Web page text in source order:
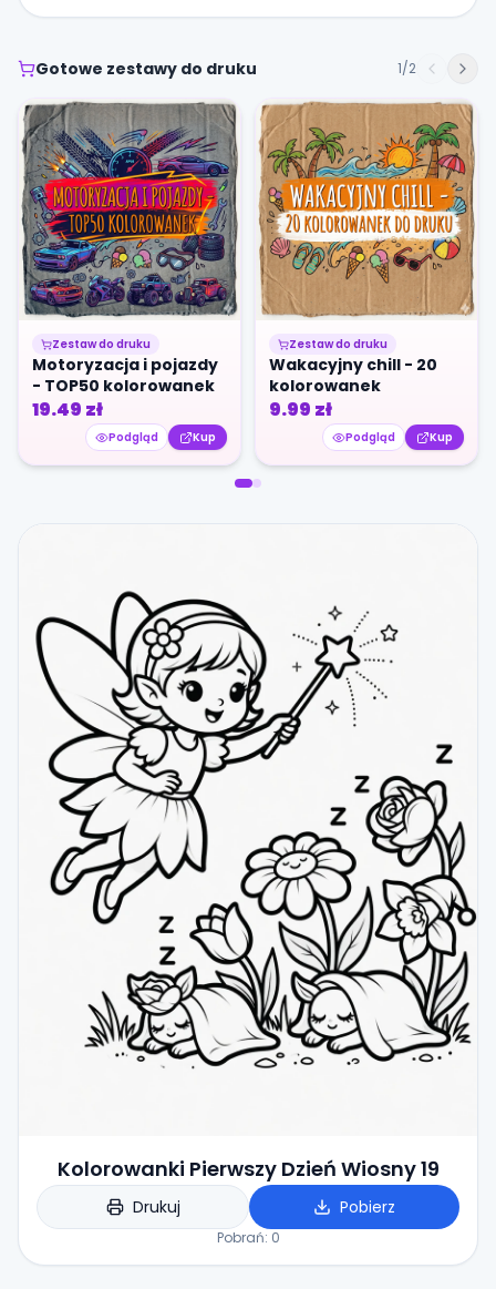
Gotowe zestawy do druku 1/2
Zestaw do druku
Motoryzacja i pojazdy
- TOP50 kolorowanek
19.49 zł
Podgląd Kup
Zestaw do druku
Wakacyjny chill - 20
kolorowanek
9.99 zł
Podgląd Kup
Kolorowanki Pierwszy Dzień Wiosny 19
Drukuj Pobierz
Pobrań: 0